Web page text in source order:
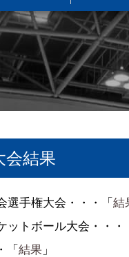
則
委員会規程
委員会運営規程
盟団体
情報＆結果
ーツ少年団大会情報
ーツ少年団諸規定
会結果
選手権大会・・・「 結
ットボール大会・・・
「 結果 」